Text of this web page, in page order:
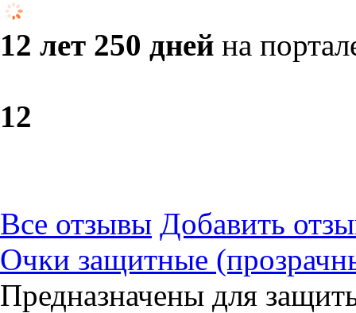
12 лет 250 дней на
12
Все отзывы Добавить
Очки защитные
Предназначены для